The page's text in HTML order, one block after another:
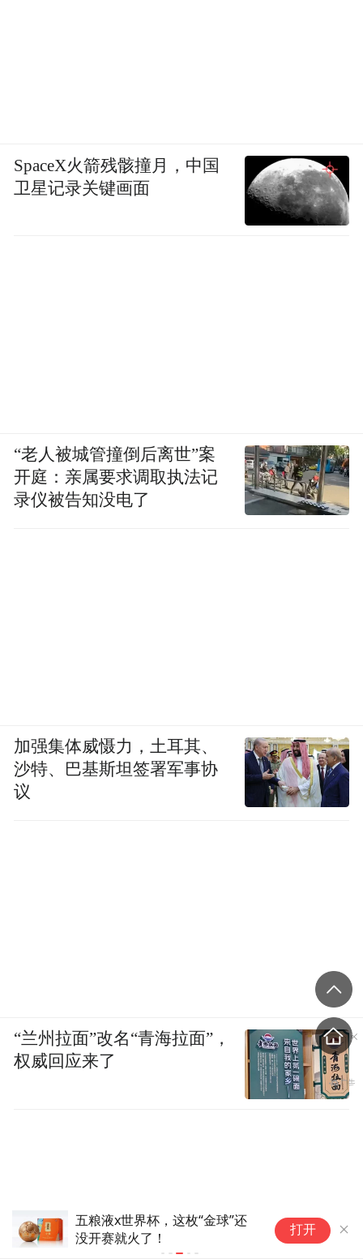
五粮液x世界杯，这枚“金球”还
没开赛就火了！
打开
SpaceX火箭残骸撞月，中国
卫星记录关键画面
“老人被城管撞倒后离世”案
开庭：亲属要求调取执法记
录仪被告知没电了
加强集体威慑力，土耳其、
沙特、巴基斯坦签署军事协
议
“兰州拉面”改名“青海拉面”，
权威回应来了